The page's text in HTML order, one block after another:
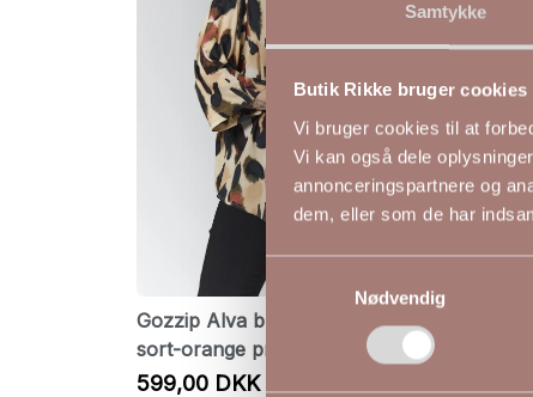
Samtykke
Butik Rikke bruger cookies
Vi bruger cookies til at
Vi kan også dele
annonceringspartnere og
dem, eller som de har
Nødvendig
Gozzip Alva bluse i sand med
sort-orange print
599,00 DKK